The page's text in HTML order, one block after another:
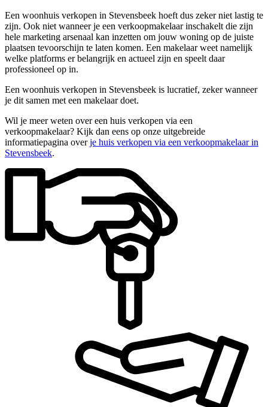
Een woonhuis verkopen in Stevensbeek hoeft dus zeker niet lastig te
zijn. Ook niet wanneer je een verkoopmakelaar inschakelt die zijn
hele marketing arsenaal kan inzetten om jouw woning op de juiste
plaatsen tevoorschijn te laten komen. Een makelaar weet namelijk
welke platforms er belangrijk en actueel zijn en speelt daar
professioneel op in.
Een woonhuis verkopen in Stevensbeek is lucratief, zeker wanneer
je dit samen met een makelaar doet.
Wil je meer weten over een huis verkopen via een
verkoopmakelaar? Kijk dan eens op onze uitgebreide
informatiepagina overje huis verkopen via een verkoopmakelaar in
Stevensbeek.